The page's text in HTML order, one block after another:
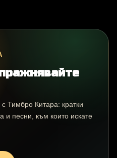
Тимбро Китара: кратки
и песни, към които искате